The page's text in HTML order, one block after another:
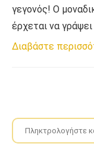
γεγονός! Ο
έρχεται να
Διαβάστε